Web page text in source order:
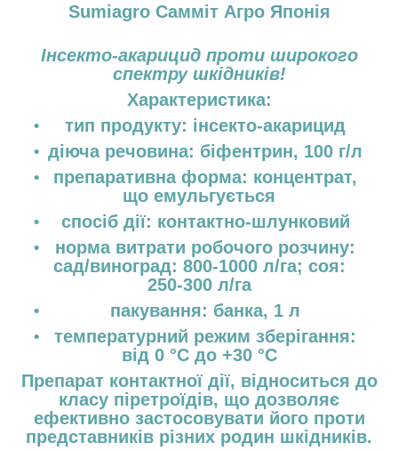
Sumiаgro Самміт Агро Японія
Інсекто-акарицид проти широкого
спектру шкідників!
Характеристика:
тип продукту: інсекто-акарицид
діюча речовина: біфентрин, 100 г/л
препаративна форма: концентрат,
що емульгується
спосіб дії: контактно-шлунковий
норма витрати робочого розчину:
сад/виноград: 800-1000 л/га; соя:
250-300 л/га
пакування: банка, 1 л
температурний режим зберігання:
від 0 °С до +30 °С
Препарат контактної дії, відноситься до
класу піретроїдів, що дозволяє
ефективно застосовувати його проти
представників різних родин шкідників.